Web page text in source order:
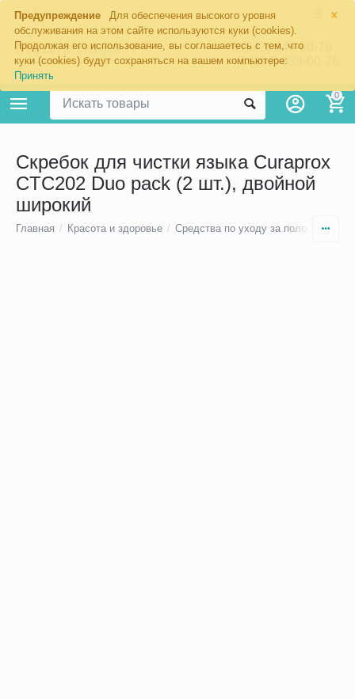
×
Предупреждение
Для обеспечения высокого уровня
обслуживания на этом сайте используются куки (cookies).
Продолжая его использование, вы соглашаетесь с тем, что
куки (cookies) будут сохраняться на вашем компьютере:
Принять
Екатеринбург
8 (343) 344-60-76
+7 (967) 639-00-76
0
Скребок для чистки языка Curaprox
CTC202 Duo pack (2 шт.), двойной
широкий
Главная / Красота и здоровье / Средства по уходу за полостью рта